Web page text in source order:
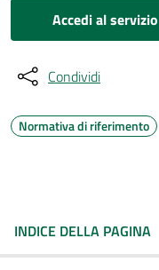
Accedi al servizio
Condividi
Normativa di riferimento
INDICE DELLA PAGINA